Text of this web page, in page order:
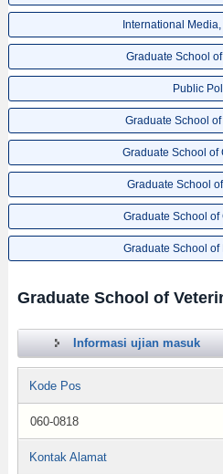
International
Graduate School
Public
Graduate School
Graduate School of
Graduate School
Graduate School of
Graduate School of
Graduate School of
Informasi ujian masuk
Kode Pos
060-0818
Kontak Alamat